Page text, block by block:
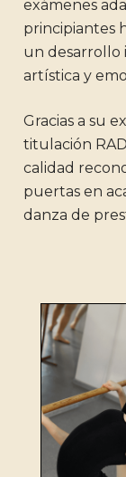
exámenes
principiantes
un desarrollo
artística y
Gracias a su
titulación
calidad
puertas en
danza de